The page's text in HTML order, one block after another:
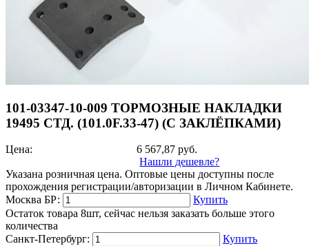
101-03347-10-009 ТОРМОЗНЫЕ НАКЛАДКИ
19495 СТД. (101.0F.33-47) (С ЗАКЛЁПКАМИ)
Цена: 6 567,87руб.
Нашли дешевле?
Указана розничная цена. Оптовые цены доступны после
прохождения регистрации/авторизации в Личном Кабинете.
Москва БР:
Купить
Остаток товара 8шт, сейчас нельзя заказать больше этого
количества
Санкт-Петербург:
Купить